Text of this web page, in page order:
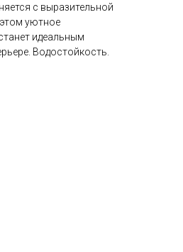
с выразительной
уютное
идеальным
Водостойкость.